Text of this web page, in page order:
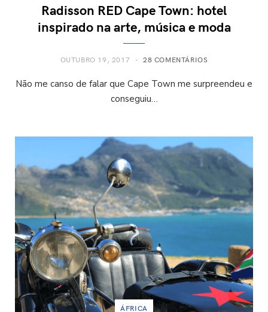
Radisson RED Cape Town: hotel
inspirado na arte, música e moda
OUTUBRO 19, 2017 28 COMENTÁRIOS
Não me canso de falar que Cape Town me surpreendeu e
conseguiu…
ÁFRICA